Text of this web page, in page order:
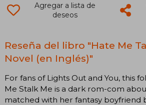
Agregar a lista de
deseos
Reseña del libro "Hate Me
Novel (en Inglés)"
For fans of Lights Out and You, this
Me Stalk Me is a dark rom-com
matched with her fantasy boyfriend